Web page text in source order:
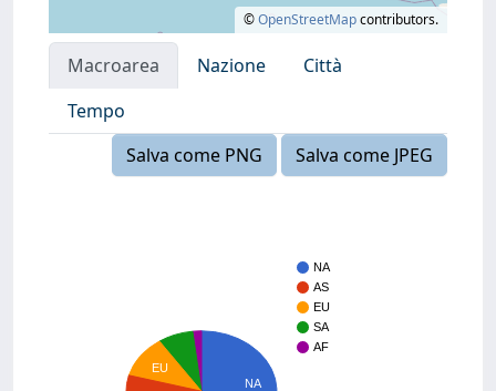
©OpenStreetMapcontributors.
Macroarea Nazione
Città
Tempo
Salva come PNG
Salva come JPEG
NA
AS
EU
SA
AF
NA
EU